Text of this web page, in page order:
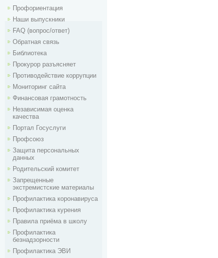
Профориентация
Наши выпускники
FAQ (вопрос/ответ)
Обратная связь
Библиотека
Прокурор разъясняет
Противодействие коррупции
Мониторинг сайта
Финансовая грамотность
Независимая оценка
качества
Портал Госуслуги
Профсоюз
Защита персональных
данных
Родительский комитет
Запрещенные
экстремистские материалы
Профилактика коронавируса
Профилактика курения
Правила приёма в школу
Профилактика
безнадзорности
Профилактика ЭВИ